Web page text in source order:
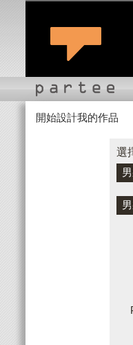
開始設計我的作品
選